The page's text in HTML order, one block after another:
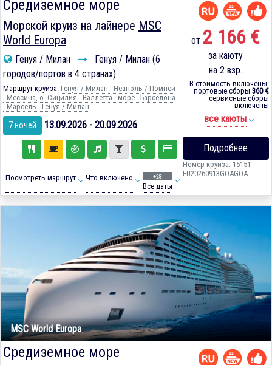
Средиземное море
Морской круиз на лайнере MSC
World Europa
Генуя / Милан
Генуя / Милан (6
городов/портов в 4 странах)
Маршрут круиза: Генуя / Милан - Неаполь / Помпеи
- Мессина, о. Сицилия - Валлетта - море - Барселона
- Марсель - Генуя / Милан
7 ночей 13.09.2026 - 20.09.2026
Посмотреть маршрут Что включено +28
Все даты
от 2 166 €
за каюту
на 2 взр.
В стоимость включены:
портовые сборы 360 €
сервисные сборы
включены
все каюты
Подробнее
Номер круиза: 15151-
EU20260913GOAGOA
MSC World Europa
Средиземное море